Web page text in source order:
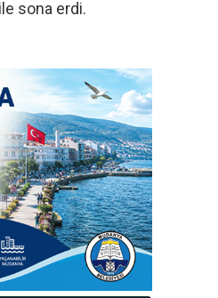
sona erdi.